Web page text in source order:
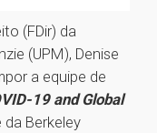
(FDir) da
(UPM), Denise
a equipe de
19 and Global
Berkeley